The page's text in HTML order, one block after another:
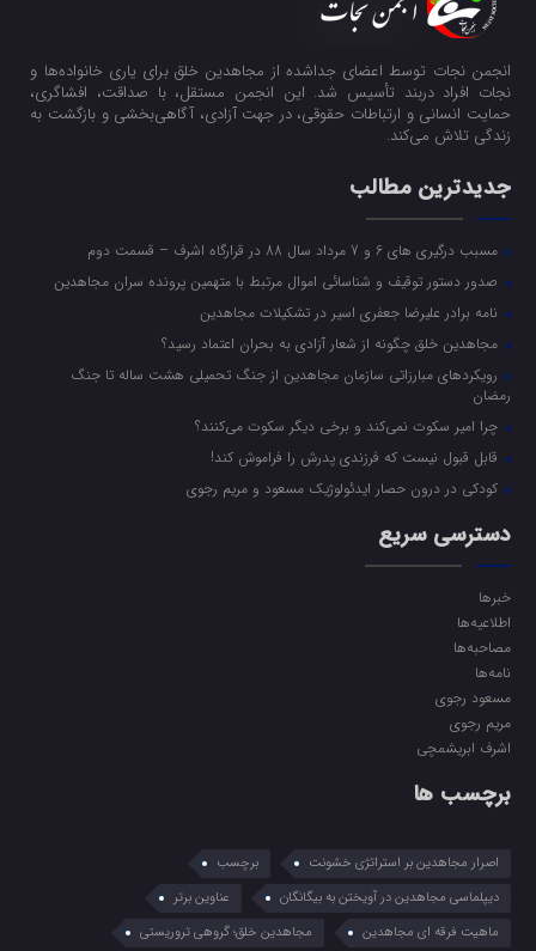
انجمن نجات توسط اعضای جداشده از مجاهدین خلق برای یاری خانواده‌ها و
نجات افراد دربند تأسیس شد. این انجمن مستقل، با صداقت، افشاگری،
حمایت انسانی و ارتباطات حقوقی، در جهت آزادی، آگاهی‌بخشی و بازگشت به
زندگی تلاش می‌کند.
جدیدترین مطالب
مسبب درگیری های 6 و 7 مرداد سال 88 در قرارگاه اشرف – قسمت دوم
صدور دستور توقیف و شناسائی اموال مرتبط با متهمین پرونده سران مجاهدین
نامه برادر علیرضا جعفری اسیر در تشکیلات مجاهدین
مجاهدین خلق چگونه از شعار آزادی به بحران اعتماد رسید؟
رویکرد‌های مبارزاتی سازمان مجاهدین از جنگ تحمیلی هشت ساله تا جنگ
رمضان
چرا امیر سکوت نمی‌کند و برخی دیگر سکوت می‌کنند؟
قابل قبول نیست که فرزندی پدرش را فراموش کند!
کودکی در درون حصار ایدئولوژیک مسعود و مریم رجوی
دسترسی سریع
خبرها
اطلاعیه‌ها
مصاحبه‌ها
نامه‌ها
مسعود رجوی
مریم رجوی
اشرف ابریشمچی
برچسب ها
اصرار مجاهدین بر استراتژی خشونت
برچسب
دیپلماسی مجاهدین در آویختن به بیگانگان
عناوین برتر
ماهیت فرقه ای مجاهدین
مجاهدین خلق؛ گروهی تروریستی